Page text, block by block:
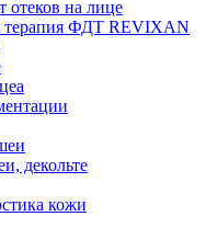
отеков на лице
терапия ФДТ REVIXAN
декольте
кожи